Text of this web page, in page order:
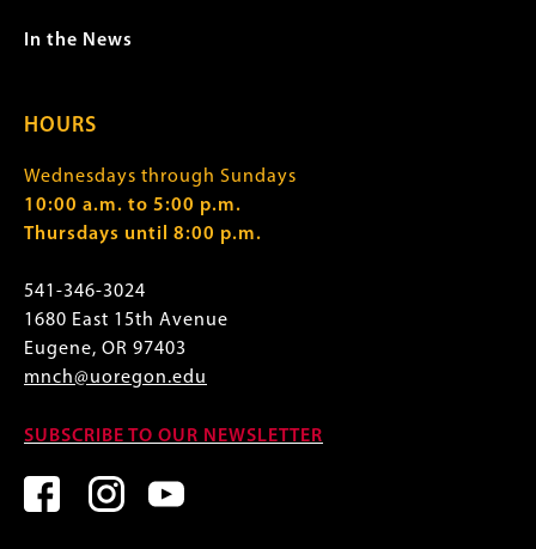
In the News
HOURS
Wednesdays through Sundays
10:00 a.m. to 5:00 p.m.
Thursdays until 8:00 p.m.
541-346-3024
1680 East 15th Avenue
Eugene, OR 97403
mnch@uoregon.edu
SUBSCRIBE TO OUR NEWSLETTER